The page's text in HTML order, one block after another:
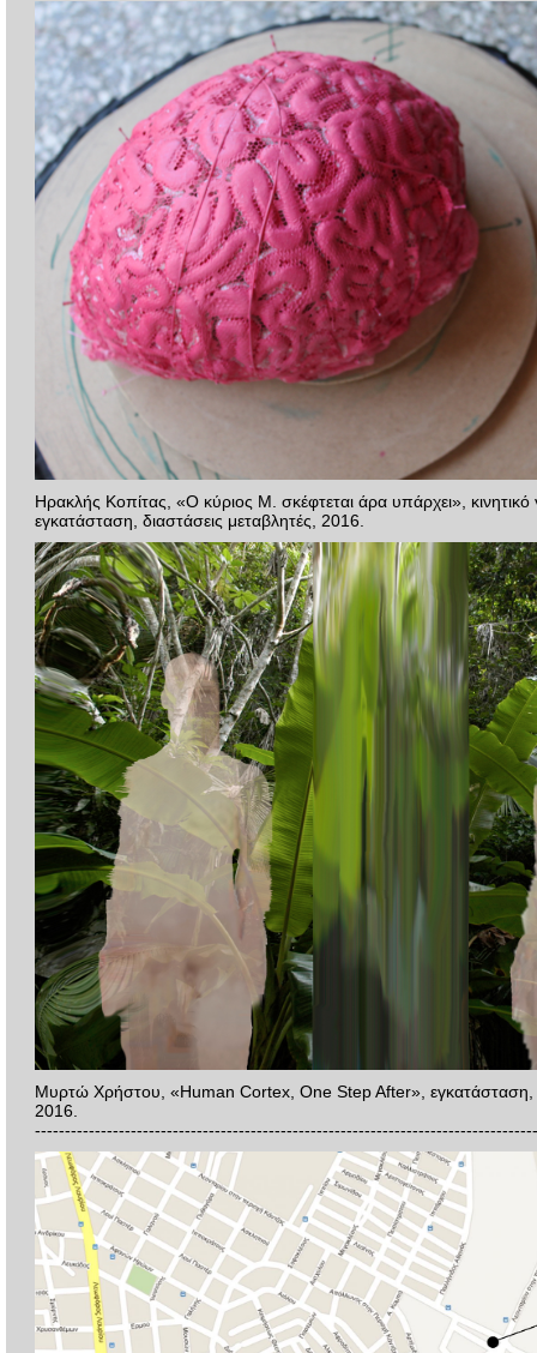
Ηρακλής Κοπίτας, «Ο κύριος Μ. σκέφτεται άρα υπάρχει», κινητικό
εγκατάσταση, διαστάσεις μεταβλητές, 2016.
Μυρτώ Χρήστου, «Human Cortex, One Step After», εγκατάσταση,
2016.